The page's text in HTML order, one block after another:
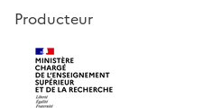
Producteur